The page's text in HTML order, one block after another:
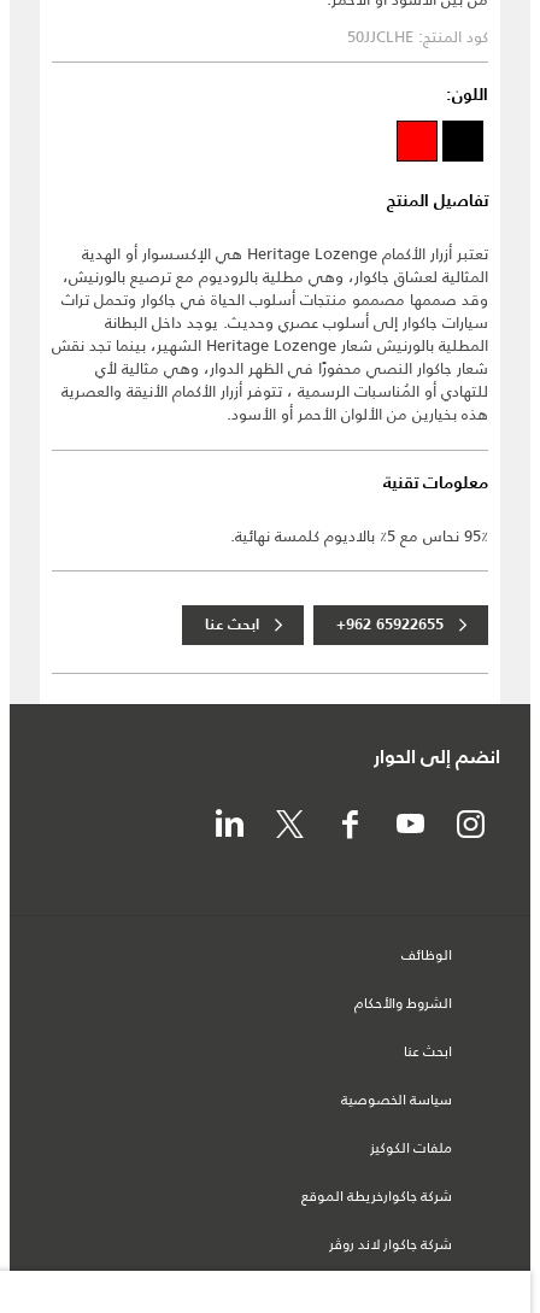
كود المنتج: 50JJCLHE
اللون:
تفاصيل المنتج
تعتبر أزرار الأكمام Heritage Lozenge هي الإكسسوار أو الهدية
المثالية لعشاق جاكوار، وهي مطلية بالروديوم مع ترصيع بالورنيش،
وقد صممها مصممو منتجات أسلوب الحياة في جاكوار وتحمل تراث
سيارات جاكوار إلى أسلوب عصري وحديث. يوجد داخل البطانة
المطلية بالورنيش شعار Heritage Lozenge الشهير، بينما تجد نقش
شعار جاكوار النصي محفورًا في الظهر الدوار، وهي مثالية لأي
للتهادي أو المُناسبات الرسمية ، تتوفر أزرار الأكمام الأنيقة والعصرية
هذه بخيارين من الألوان الأحمر أو الأسود.
معلومات تقنية
95٪ نحاس مع 5٪ بالاديوم كلمسة نهائية.
+962 65922655 ابحث عنا
انضم إلى الحوار
الوظائف
الشروط والأحكام
ابحث عنا
سياسة الخصوصية
ملفات الكوكيز
شركة جاكوارخريطة الموقع
شركة جاكوار لاند روڤر